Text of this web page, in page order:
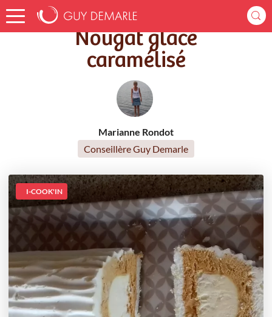
Accueil Recettes Nougat glacé caramélisé
Nougat glacé
caramélisé
Marianne Rondot
Conseillère Guy Demarle
I-COOK'IN